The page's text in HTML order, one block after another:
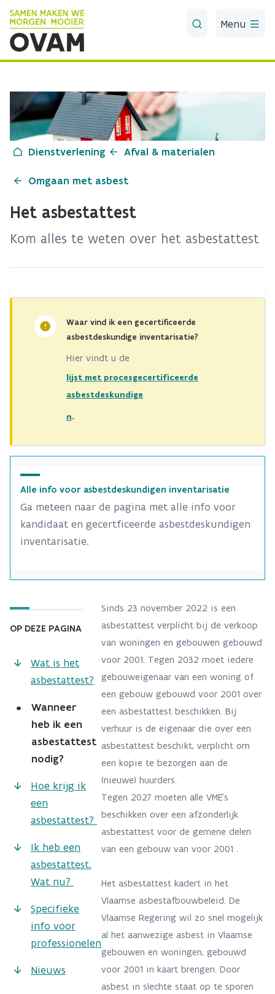
Skip to Main Content
Menu
Dienstverlening Afval & materialen
Omgaan met asbest
Het asbestattest
Kom alles te weten over het asbestattest
Waar vind ik een gecertificeerde
asbestdeskundige inventarisatie?
Hier vindt u de
lijst met procesgecertificeerde
asbestdeskundige
n.
Alle info voor asbestdeskundigen inventarisatie
Ga meteen naar de pagina met alle info voor
kandidaat en gecertficeerde asbestdeskundigen
inventarisatie.
OP DEZE PAGINA
Wat is het
asbestattest?
•
Wanneer
heb ik een
asbestattest
nodig?
Hoe krijg ik
een
asbestattest?
Ik heb een
asbestattest.
Wat nu?
Specifieke
info voor
professionelen
Nieuws
Sinds 23 november 2022 is een
asbestattest verplicht bij de verkoop
van woningen en gebouwen gebouwd
voor 2001. Tegen 2032 moet iedere
gebouweigenaar van een woning of
een gebouw gebouwd voor 2001 over
een asbestattest beschikken. Bij
verhuur is de eigenaar die over een
asbestattest beschikt, verplicht om
een kopie te bezorgen aan de
(nieuwe) huurders.
Tegen 2027 moeten alle VME's
beschikken over een afzonderlijk
asbestattest voor de gemene delen
van een gebouw van voor 2001 .
Het asbestattest kadert in het
Vlaamse asbestafbouwbeleid. De
Vlaamse Regering wil zo snel mogelijk
al het aanwezige asbest in Vlaamse
gebouwen en woningen, gebouwd
voor 2001 in kaart brengen. Door
asbest in slechte staat op te sporen